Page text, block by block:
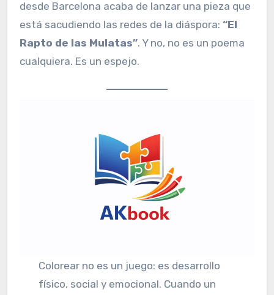
desde Barcelona acaba de lanzar una pieza que
está sacudiendo las redes de la diáspora: “El
Rapto de las Mulatas”. Y no, no es un poema
cualquiera. Es un espejo.
Colorear no es un juego: es desarrollo
físico, social y emocional. Cuando un